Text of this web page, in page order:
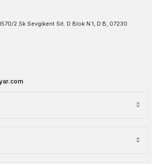
2 Sk Sevgikent Sit. D Blok N:1, D:B, 07230